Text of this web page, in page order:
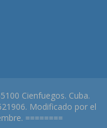
Cienfuegos. Cuba.
Modificado por el
========